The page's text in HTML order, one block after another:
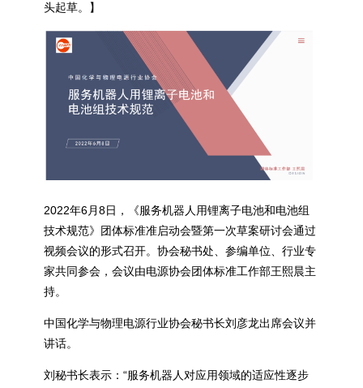
头起草。】
2022年6月8日，《服务机器人用锂离子电池和电池组
技术规范》团体标准准启动会暨第一次草案研讨会通过
视频会议的形式召开。协会秘书处、参编单位、行业专
家共同参会，会议由电源协会团体标准工作部王熙晨主
持。
中国化学与物理电源行业协会秘书长刘彦龙出席会议并
讲话。
刘秘书长表示：“服务机器人对应用领域的适应性逐步